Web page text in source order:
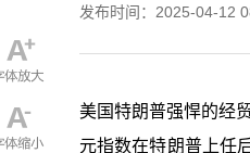
发布时间：2025-04-12
美国特朗普强悍的经
元指数在特朗普上任